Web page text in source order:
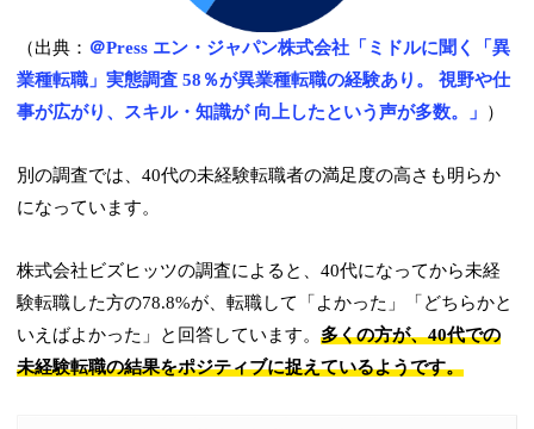
（出典： ＠Press エン・ジャパン株式会社「ミドルに聞く「異
業種転職」実態調査 58％が異業種転職の経験あり。 視野や仕
事が広がり、スキル・知識が 向上したという声が多数。」
）
別の調査では、40代の未経験転職者の満足度の高さも明らか
になっています。
株式会社ビズヒッツの調査によると、40代になってから未経
験転職した方の78.8%が、転職して「よかった」「どちらかと
いえばよかった」と回答しています。多くの方が、40代での
未経験転職の結果をポジティブに捉えているようです。